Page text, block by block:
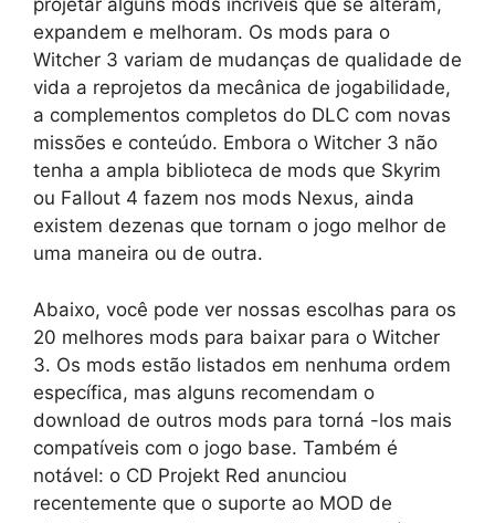
projetar alguns mods incríveis que se alteram,
expandem e melhoram. Os mods para o
Witcher 3 variam de mudanças de qualidade de
vida a reprojetos da mecânica de jogabilidade,
a complementos completos do DLC com novas
missões e conteúdo. Embora o Witcher 3 não
tenha a ampla biblioteca de mods que Skyrim
ou Fallout 4 fazem nos mods Nexus, ainda
existem dezenas que tornam o jogo melhor de
uma maneira ou de outra.
Abaixo, você pode ver nossas escolhas para os
20 melhores mods para baixar para o Witcher
3. Os mods estão listados em nenhuma ordem
específica, mas alguns recomendam o
download de outros mods para torná -los mais
compatíveis com o jogo base. Também é
notável: o CD Projekt Red anunciou
recentemente que o suporte ao MOD de